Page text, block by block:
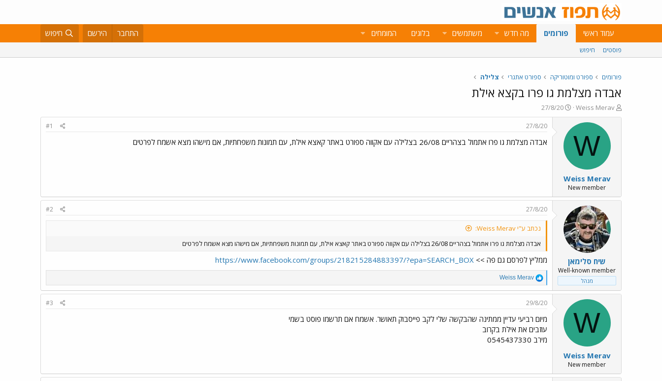
עמוד ראשי פורומים מה חדש משתמשים בלוגים המומחים התחבר הירשם חיפוש
פוסטים חיפוש
פורומים ספורט ומוטוריקה ספורט אתגרי צלילה
אבדה מצלמת גו פרו בקצא אילת
פ
ו
Weiss Merav
פ
ו
ם
ב
ר
ך
27/8/20
W
Weiss Merav
New member
27/8/20
#1
אבדה מצלמת גו פרו אתמול בצהריים 26/08 בצלילה עם אקווה ספורט באתר קאצא אילת, עם תמונות משפחתיות, אם מישהו מצא אשמח לפרטים
שיח סלימאן
Well-known member
מנהל
27/8/20
#2
נכתב ע"י Weiss Merav:
אבדה מצלמת גו פרו אתמול בצהריים 26/08 בצלילה עם אקווה ספורט באתר קאצא אילת, עם תמונות משפחתיות, אם מישהו מצא אשמח לפרטים
ממליץ לפרסם גם פה >> https://www.facebook.com/groups/218215284883397/?epa=SEARCH_BOX
R
e
a
c
n
s
Weiss Merav
W
Weiss Merav
New member
29/8/20
#3
מיום רביעי עדיין ממתינה שהבקשה שלי לקב פייסבוק תאושר. אשמח אם תרשמו פוסט בשמי
עוזבים את אילת בקרוב
מירב 0545437330